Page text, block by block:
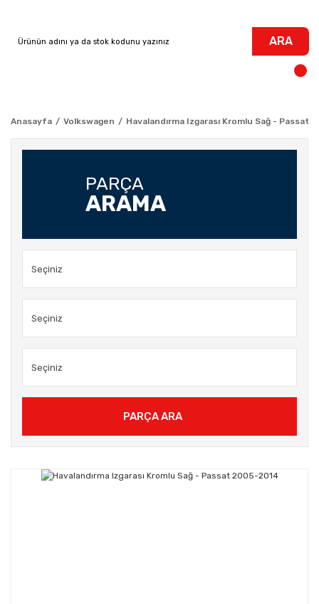
ARA
Anasayfa Volkswagen Havalandırma Izgarası Kromlu Sağ - Passat
PARÇA
ARAMA
PARÇA ARA